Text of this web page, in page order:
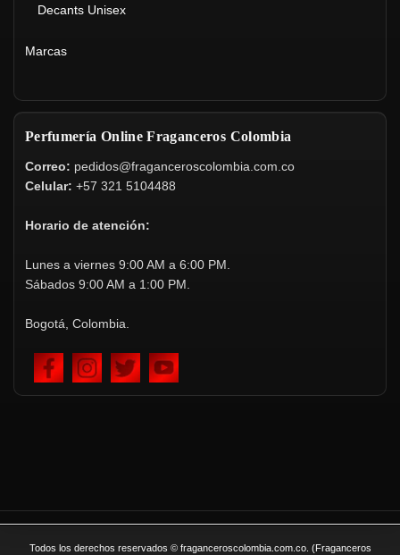
Decants Unisex
Marcas
Perfumería Online Fraganceros Colombia
Correo: pedidos@fraganceroscolombia.com.co
Celular: +57 321 5104488
Horario de atención:
Lunes a viernes 9:00 AM a 6:00 PM.
Sábados 9:00 AM a 1:00 PM.
Bogotá, Colombia.
Todos los derechos reservados © fraganceroscolombia.com.co. (Fraganceros